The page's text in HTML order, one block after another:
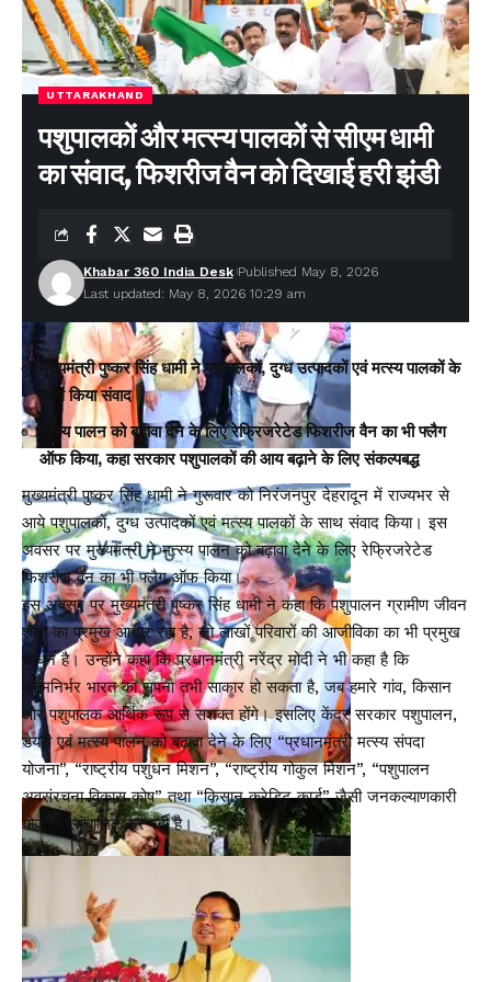
UTTARAKHAND
पशुपालकों और मत्स्य पालकों से सीएम धामी
का संवाद, फिशरीज वैन को दिखाई हरी झंडी
Last updated: May 8, 2026 10:29 am
Khabar 360 India Desk Published May 8, 2026
मुख्यमंत्री पुष्कर सिंह धामी ने पशुपालकों, दुग्ध उत्पादकों एवं मत्स्य पालकों के
साथ किया संवाद
मत्स्य पालन को बढ़ावा देने के लिए रेफ्रिजरेटेड फिशरीज वैन का भी फ्लैग
ऑफ किया, कहा सरकार पशुपालकों की आय बढ़ाने के लिए संकल्पबद्ध
मुख्यमंत्री पुष्कर सिंह धामी ने गुरूवार को निरंजनपुर देहरादून में राज्यभर से
आये पशुपालकों, दुग्ध उत्पादकों एवं मत्स्य पालकों के साथ संवाद किया। इस
अवसर पर मुख्यमंत्री ने मत्स्य पालन को बढ़ावा देने के लिए रेफ्रिजरेटेड
फिशरीज वैन का भी फ्लैग ऑफ किया।
इस अवसर पर मुख्यमंत्री पुष्कर सिंह धामी ने कहा कि पशुपालन ग्रामीण जीवन
शैली का प्रमुख आधार रहा है, जो लाखों परिवारों की आजीविका का भी प्रमुख
साधन है। उन्होंने कहा कि प्रधानमंत्री नरेंद्र मोदी ने भी कहा है कि
आत्मनिर्भर भारत का सपना तभी साकार हो सकता है, जब हमारे गांव, किसान
और पशुपालक आर्थिक रूप से सशक्त होंगे। इसलिए केंद्र सरकार पशुपालन,
डेयरी एवं मत्स्य पालन को बढ़ावा देने के लिए “प्रधानमंत्री मत्स्य संपदा
योजना”, “राष्ट्रीय पशुधन मिशन”, “राष्ट्रीय गोकुल मिशन”, “पशुपालन
अवसंरचना विकास कोष” तथा “किसान क्रेडिट कार्ड” जैसी जनकल्याणकारी
योजनाएं संचालित कर रही है।